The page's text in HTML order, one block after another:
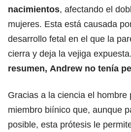
nacimientos, afectando el
mujeres. Esta está causada
desarrollo fetal en el que la
cierra y deja la vejiga expuesta.
resumen, Andrew no tenía
Gracias a la ciencia el hombre
miembro biínico que, aunque
posible, esta prótesis le